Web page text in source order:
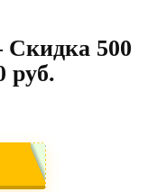
500
руб.